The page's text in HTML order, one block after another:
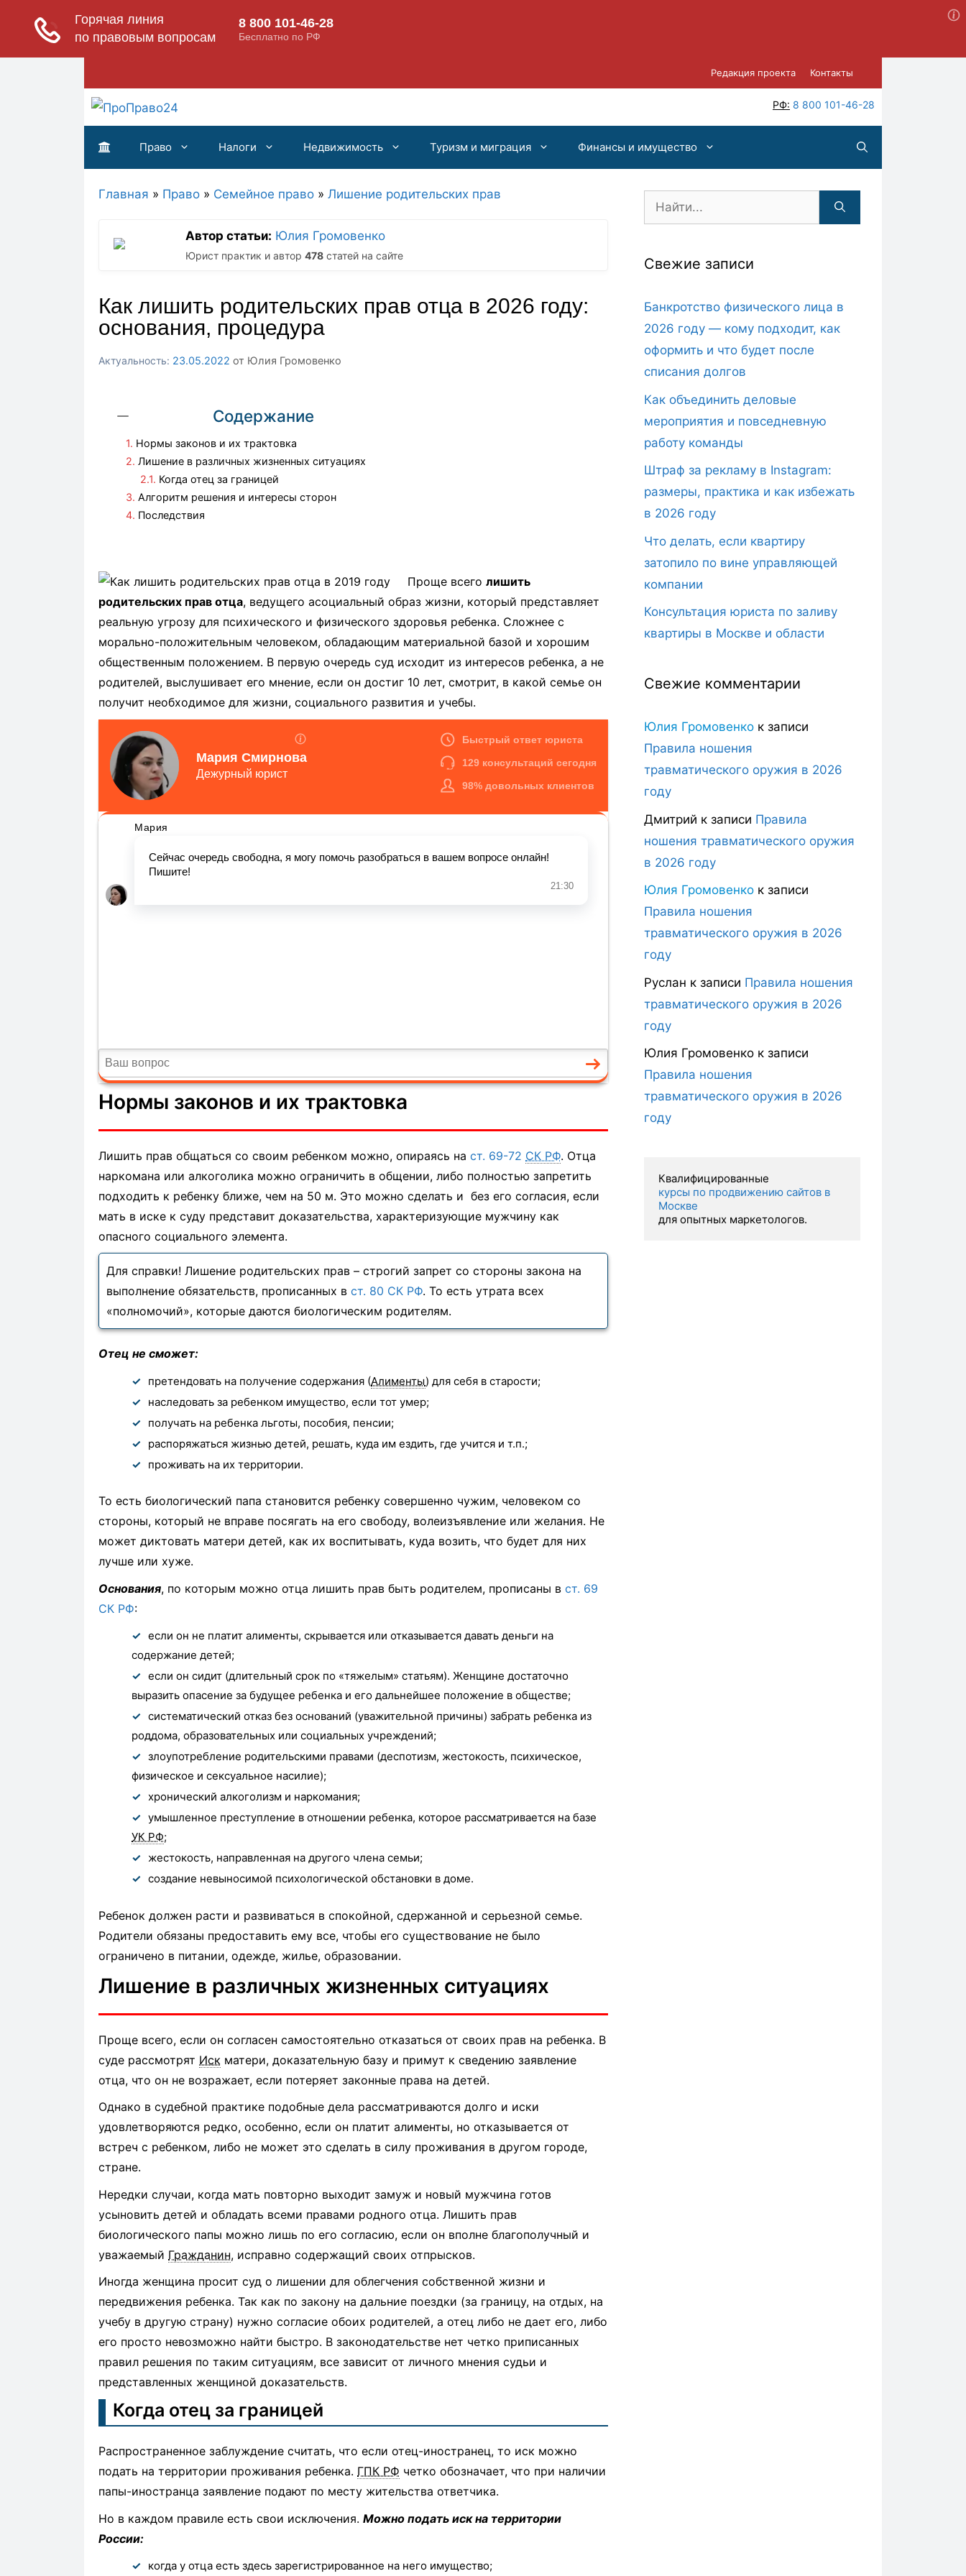
Редакция проекта Контакты
РФ: 8 800 101-46-28
Право Налоги Недвижимость Туризм и миграция Финансы и имущество
Главная » Право » Семейное право » Лишение родительских прав
Автор статьи: Юлия Громовенко
Юрист практик и автор 478 статей на сайте
Как лишить родительских прав отца в 2026 году:
основания, процедура
23.05.2022 от Юлия Громовенко
Содержание
Нормы законов и их трактовка
Лишение в различных жизненных ситуациях
Когда отец за границей
Алгоритм решения и интересы сторон
Последствия
Проще всего лишить
родительских прав отца, ведущего асоциальный образ жизни, который представляет
реальную угрозу для психического и физического здоровья ребенка. Сложнее с
морально-положительным человеком, обладающим материальной базой и хорошим
общественным положением. В первую очередь суд исходит из интересов ребенка, а не
родителей, выслушивает его мнение, если он достиг 10 лет, смотрит, в какой семье он
получит необходимое для жизни, социального развития и учебы.
Нормы законов и их трактовка
Лишить прав общаться со своим ребенком можно, опираясь на ст. 69-72 СК РФ. Отца
наркомана или алкоголика можно ограничить в общении, либо полностью запретить
подходить к ребенку ближе, чем на 50 м. Это можно сделать и без его согласия, если
мать в иске к суду представит доказательства, характеризующие мужчину как
опасного социального элемента.
Для справки! Лишение родительских прав – строгий запрет со стороны закона на
выполнение обязательств, прописанных в ст. 80 СК РФ. То есть утрата всех
«полномочий», которые даются биологическим родителям.
Отец не сможет:
претендовать на получение содержания (Алименты) для себя в старости;
наследовать за ребенком имущество, если тот умер;
получать на ребенка льготы, пособия, пенсии;
распоряжаться жизнью детей, решать, куда им ездить, где учится и т.п.;
проживать на их территории.
То есть биологический папа становится ребенку совершенно чужим, человеком со
стороны, который не вправе посягать на его свободу, волеизъявление или желания. Не
может диктовать матери детей, как их воспитывать, куда возить, что будет для них
лучше или хуже.
Основания, по которым можно отца лишить прав быть родителем, прописаны в ст. 69
СК РФ:
если он не платит алименты, скрывается или отказывается давать деньги на
содержание детей;
если он сидит (длительный срок по «тяжелым» статьям). Женщине достаточно
выразить опасение за будущее ребенка и его дальнейшее положение в обществе;
систематический отказ без оснований (уважительной причины) забрать ребенка из
роддома, образовательных или социальных учреждений;
злоупотребление родительскими правами (деспотизм, жестокость, психическое,
физическое и сексуальное насилие);
хронический алкоголизм и наркомания;
умышленное преступление в отношении ребенка, которое рассматривается на базе
УК РФ;
жестокость, направленная на другого члена семьи;
создание невыносимой психологической обстановки в доме.
Ребенок должен расти и развиваться в спокойной, сдержанной и серьезной семье.
Родители обязаны предоставить ему все, чтобы его существование не было
ограничено в питании, одежде, жилье, образовании.
Лишение в различных жизненных ситуациях
Проще всего, если он согласен самостоятельно отказаться от своих прав на ребенка. В
суде рассмотрят Иск матери, доказательную базу и примут к сведению заявление
отца, что он не возражает, если потеряет законные права на детей.
Однако в судебной практике подобные дела рассматриваются долго и иски
удовлетворяются редко, особенно, если он платит алименты, но отказывается от
встреч с ребенком, либо не может это сделать в силу проживания в другом городе,
стране.
Нередки случаи, когда мать повторно выходит замуж и новый мужчина готов
усыновить детей и обладать всеми правами родного отца. Лишить прав
биологического папы можно лишь по его согласию, если он вполне благополучный и
уважаемый Гражданин, исправно содержащий своих отпрысков.
Иногда женщина просит суд о лишении для облегчения собственной жизни и
передвижения ребенка. Так как по закону на дальние поездки (за границу, на отдых, на
учебу в другую страну) нужно согласие обоих родителей, а отец либо не дает его, либо
его просто невозможно найти быстро. В законодательстве нет четко приписанных
правил решения по таким ситуациям, все зависит от личного мнения судьи и
представленных женщиной доказательств.
Когда отец за границей
Распространенное заблуждение считать, что если отец-иностранец, то иск можно
подать на территории проживания ребенка. ГПК РФ четко обозначает, что при наличии
папы-иностранца заявление подают по месту жительства ответчика.
Но в каждом правиле есть свои исключения. Можно подать иск на территории
России:
когда у отца есть здесь зарегистрированное на него имущество;
Поиск:
Свежие записи
Банкротство физического лица в
2026 году — кому подходит, как
оформить и что будет после
списания долгов
Как объединить деловые
мероприятия и повседневную
работу команды
Штраф за рекламу в Instagram:
размеры, практика и как избежать
в 2026 году
Что делать, если квартиру
затопило по вине управляющей
компании
Консультация юриста по заливу
квартиры в Москве и области
Свежие комментарии
Юлия Громовенко к записи
Правила ношения
травматического оружия в 2026
году
Дмитрий к записи Правила
ношения травматического оружия
в 2026 году
Юлия Громовенко к записи
Правила ношения
травматического оружия в 2026
году
Руслан к записи Правила ношения
травматического оружия в 2026
году
Юлия Громовенко к записи
Правила ношения
травматического оружия в 2026
году
курсы по продвижению сайтов в
Москве
для опытных маркетологов.